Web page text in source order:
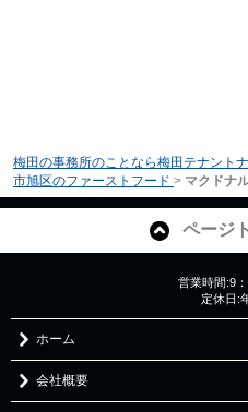
梅田の事務所のことなら梅田テナント
市旭区のファーストフード > マクドナ
ページ
営業時間:9
定休日:
ホーム
会社概要